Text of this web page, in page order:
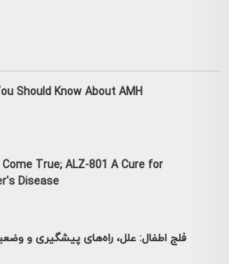
Should Know About AMH
True; ALZ-801 A Cure for
Disease
فلج اطفال: علل، راه‌های پیشگیری و